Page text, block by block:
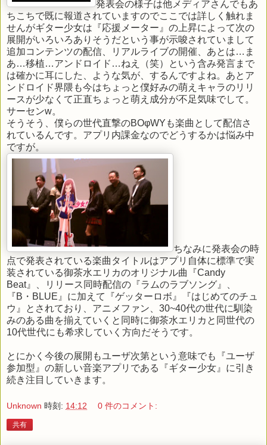
発表会の様子は他メディアさんでもあ
ちこちで既に報道されていますのでここでは詳しく触れま
せんがギター少女は『応援メーター』の上昇によって次の
展開がいろいろありそうだという事が示唆されていまして
追加コンテンツの配信、リアルライブの開催、あとは…ま
あ…移植…アンドロイド…ねえ（笑）という含み発言まで
は確かに耳にした、ような気が、するんですよね。あとア
ンドロイド界隈も今はちょっと僕好みの萌えキャラのリリ
ースが少なくて正直ちょっと萌え成分が不足気味でして。
サーセンw。
そうそう、僕らの世代直撃のBOφWYも楽曲として配信さ
れているんです。アプリ内課金なのでどうするかは悩み中
ですが。
ちなみに発表会の時
点で発表されている楽曲タイトルはアプリ自体に標準で実
装されている御茶水エリカのオリジナル曲『Candy
Beat』、リリース同時配信の『ラムのラブソング』、
『B・BLUE』に加えて『ゲッターロボ』『はじめてのチュ
ウ』とされており、アニメファン、30~40代の世代に馴染
みのある曲を揃えていくと同時に御茶水エリカと同世代の
10代世代にも希求していく方向だそうです。
とにかく今後の展開もユーザ次第という意味でも『ユーザ
参加型』の新しい音楽アプリである『ギター少女』に引き
続き注目していきます。
Unknown 時刻: 14:12 0 件のコメント:
共有